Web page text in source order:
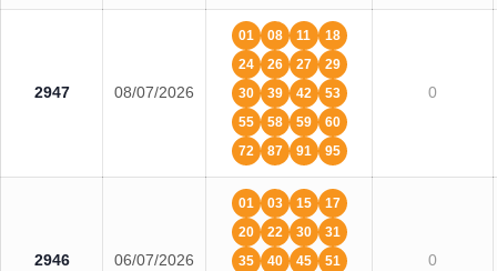
2947 08/07/2026
01 08 11
18
24
26 27
29
30
39 42
53
55
58 59
60
72
87 91 95
0
2946 06/07/2026
01 03 15
17
20
22 30
31
35
40 45 51 0